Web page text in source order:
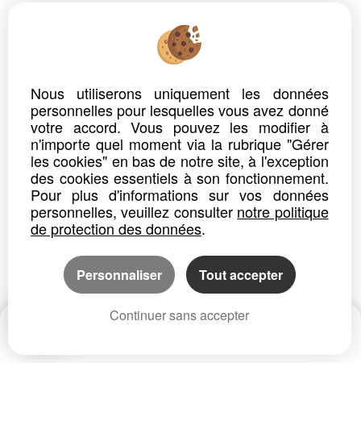
Nous utiliserons uniquement les données
personnelles pour lesquelles vous avez donné
votre accord. Vous pouvez les modifier à
n'importe quel moment via la rubrique "Gérer
les cookies" en bas de notre site, à l'exception
des cookies essentiels à son fonctionnement.
Pour plus d'informations sur vos données
personnelles, veuillez consulter notre politique
de protection des données.
Personnaliser Tout accepter
Continuer sans accepter